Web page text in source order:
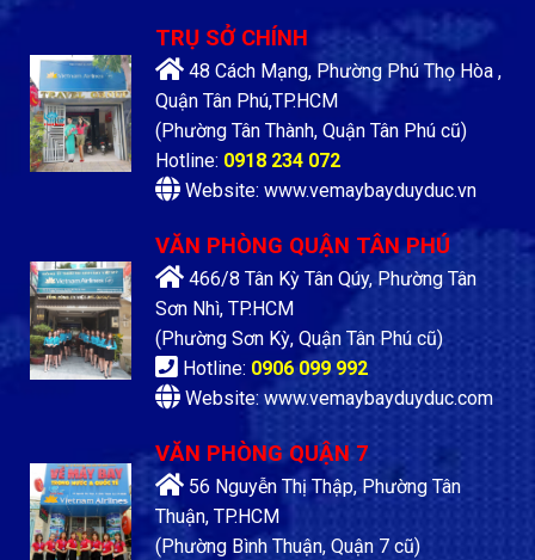
TRỤ SỞ CHÍNH
48 Cách Mạng, Phường Phú Thọ Hòa ,
Quận Tân Phú,TP.HCM
(Phường Tân Thành, Quận Tân Phú cũ)
Hotline: 0918 234 072
Website: www.vemaybayduyduc.vn
VĂN PHÒNG QUẬN TÂN PHÚ
466/8 Tân Kỳ Tân Qúy, Phường Tân
Sơn Nhì, TP.HCM
(Phường Sơn Kỳ, Quận Tân Phú cũ)
Hotline: 0906 099 992
Website: www.vemaybayduyduc.com
VĂN PHÒNG QUẬN 7
56 Nguyễn Thị Thập, Phường Tân
Thuận, TP.HCM
(Phường Bình Thuận, Quận 7 cũ)